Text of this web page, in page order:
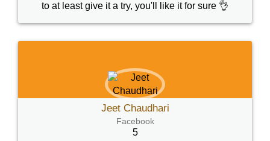
to at least give it a try, you'll like it for sure 👌
Jeet Chaudhari
Facebook
5